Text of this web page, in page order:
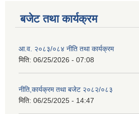
बजेट तथा कार्यक्रम
आ.व. २०८३/०८४ नीति तथा कार्यक्रम
मिति: 06/25/2026 - 07:08
नीति,कार्यक्रम तथा बजेट २०८२/०८३
मिति: 06/25/2025 - 14:47